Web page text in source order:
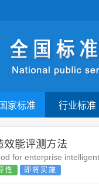
家标准 行业标准
效能评测方法
for enterprise
性 即将实施